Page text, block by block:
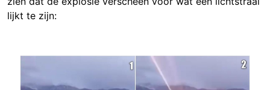
lijkt te zijn: